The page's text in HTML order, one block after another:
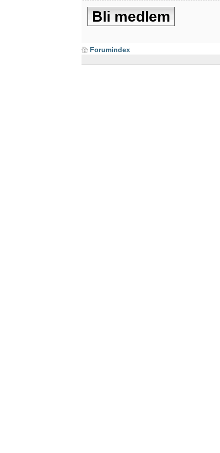
Bli medlem
Forumindex